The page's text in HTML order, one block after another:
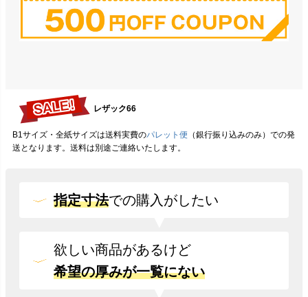
レザック66
B1サイズ・全紙サイズは送料実費のパレット便 （銀行振り込みのみ）での発
送となります。送料は別途ご連絡いたします。
指定寸法での購入がしたい
欲しい商品があるけど
希望の厚みが一覧にない